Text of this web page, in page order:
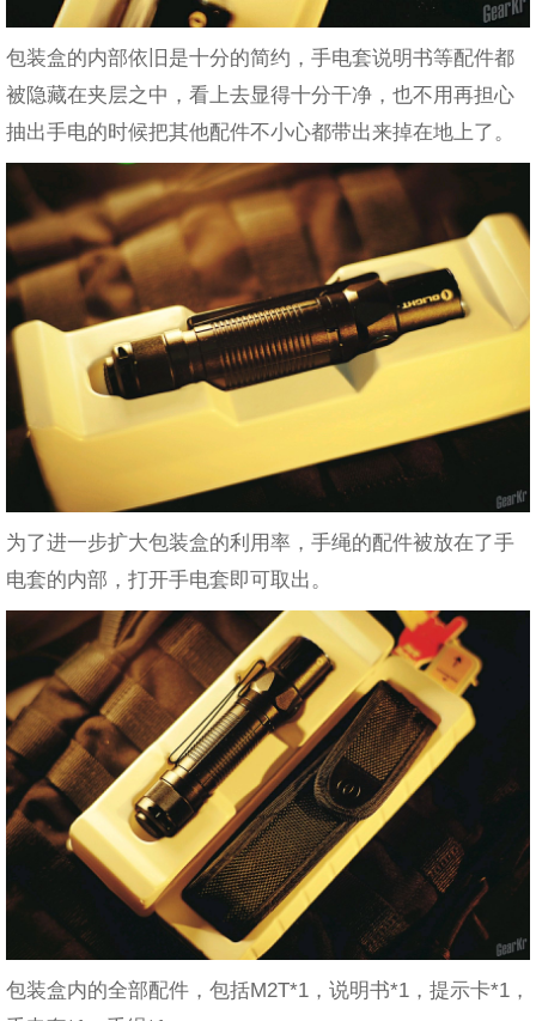
包装盒的内部依旧是十分的简约，手电套说明书等配件都
被隐藏在夹层之中，看上去显得十分干净，也不用再担心
抽出手电的时候把其他配件不小心都带出来掉在地上了。
为了进一步扩大包装盒的利用率，手绳的配件被放在了手
电套的内部，打开手电套即可取出。
包装盒内的全部配件，包括M2T*1，说明书*1，提示卡*1，